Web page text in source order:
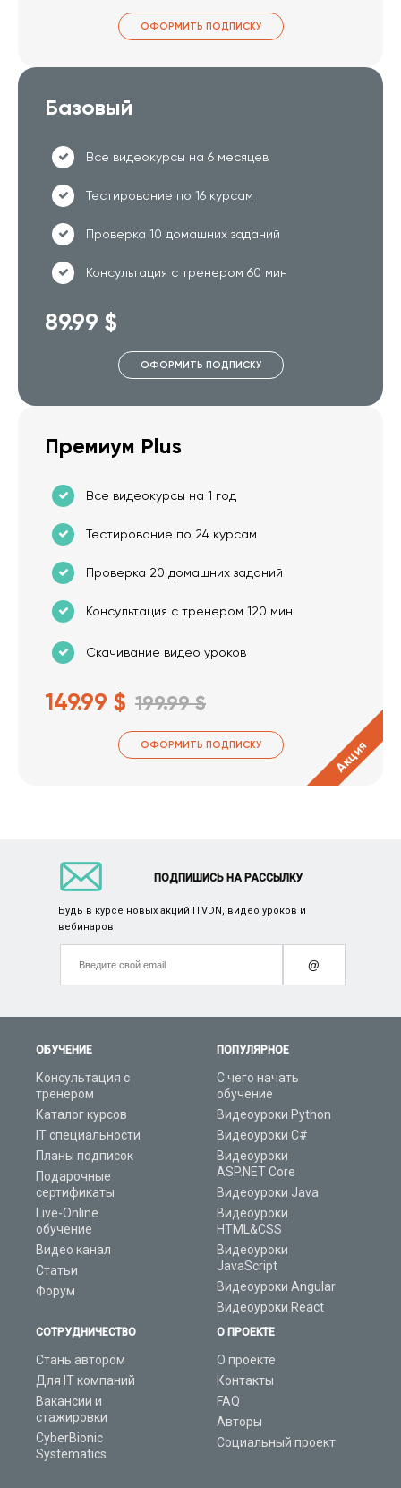
ОФОРМИТЬ ПОДПИСКУ
Базовый
Все видеокурсы на 6 месяцев
Тестирование по 16 курсам
Проверка 10 домашних заданий
Консультация с тренером 60 мин
89.99 $
ОФОРМИТЬ ПОДПИСКУ
Премиум Plus
Все видеокурсы на 1 год
Тестирование по 24 курсам
Проверка 20 домашних заданий
Консультация с тренером 120 мин
Скачивание видео уроков
149.99 $ 199.99 $
ОФОРМИТЬ ПОДПИСКУ Акция
ОБУЧЕНИЕ
Консультация с
тренером
Каталог курсов
IT специальности
Планы подписок
Подарочные
сертификаты
Live-Online
обучение
Видео канал
Статьи
Форум
ПОПУЛЯРНОЕ
С чего начать
обучение
Видеоуроки Python
Видеоуроки C#
Видеоуроки
ASP.NET Core
Видеоуроки Java
Видеоуроки
HTML&CSS
Видеоуроки
JavaScript
Видеоуроки Angular
Видеоуроки React
СОТРУДНИЧЕСТВО
Стань автором
Для IT компаний
Вакансии и
стажировки
CyberBionic
Systematics
О ПРОЕКТЕ
О проекте
Контакты
FAQ
Авторы
Социальный проект
ПОДПИШИСЬ НА РАССЫЛКУ
Будь в курсе новых акций ITVDN, видео уроков и
вебинаров
@